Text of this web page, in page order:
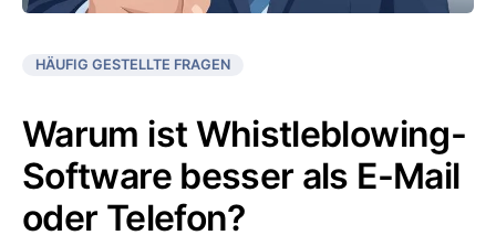
HÄUFIG GESTELLTE FRAGEN
Warum ist Whistleblowing-
Software besser als E-Mail
oder Telefon?